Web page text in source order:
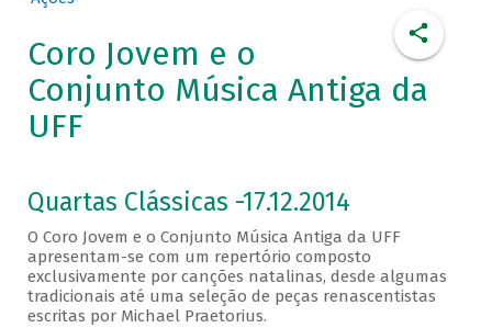
Coro Jovem e o
Conjunto Música Antiga da
UFF
Quartas Clássicas -17.12.2014
O Coro Jovem e o Conjunto Música Antiga da UFF
apresentam-se com um repertório composto
exclusivamente por canções natalinas, desde algumas
tradicionais até uma seleção de peças renascentistas
escritas por Michael Praetorius.